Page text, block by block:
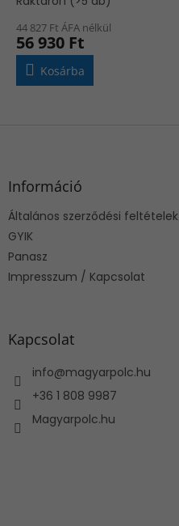
44 827 Ft ÁFA nélkül
56 930 Ft
Kosárba
Információ
Általános szerződési feltételek
GYIK
Panasz
Impresszum / Kapcsolat
Kapcsolat
info@magyarpolc.hu
+36 1 808 9987
Magyarpolc.hu